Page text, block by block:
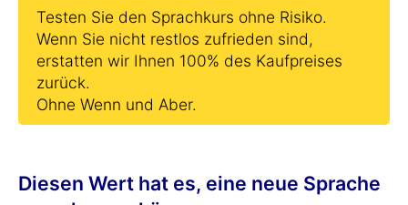
Testen Sie den Sprachkurs ohne Risiko.
Wenn Sie nicht restlos zufrieden sind,
erstatten wir Ihnen 100% des Kaufpreises
zurück.
Ohne Wenn und Aber.
Diesen Wert hat es, eine neue Sprache